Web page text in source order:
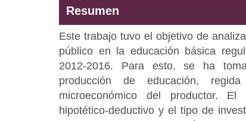
Resumen
Este trabajo tuvo el objetivo de
público en la educación básica
2012-2016. Para esto, se ha
producción de educación,
microeconómico del productor.
hipotético-deductivo y el tipo de